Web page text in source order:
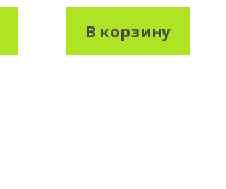
В корзину